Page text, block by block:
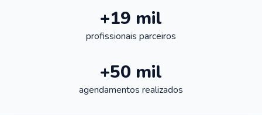
+19 mil
profissionais parceiros
+50 mil
agendamentos realizados